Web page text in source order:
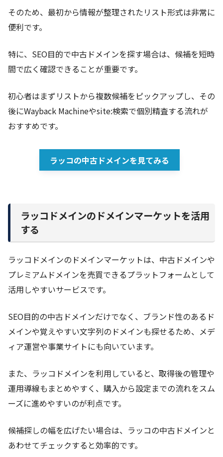
そのため、最初から情報が整理されたリスト形式は非常に
便利です。
特に、SEO目的で中古ドメインを探す場合は、候補を短時
間で広く確認できることが重要です。
初心者はまずリストから複数候補をピックアップし、その
後にWayback Machineやsite:検索で個別精査する流れが
おすすめです。
ラッコの中古ドメインを見てみる
ラッコドメインのドメインマーケットを活用
する
ラッコドメインのドメインマーケットは、中古ドメインや
プレミアムドメインを売買できるプラットフォームとして
活用しやすいサービスです。
SEO目的の中古ドメインだけでなく、ブランド性のあるド
メインや覚えやすい文字列のドメインも探せるため、メデ
ィア運営や事業サイトにも向いています。
また、ラッコドメインを利用していると、取得後の管理や
運用導線もまとめやすく、購入から設定までの流れをスム
ーズに進めやすいのが利点です。
候補探しの幅を広げたい場合は、ラッコの中古ドメインと
あわせてチェックすると効率的です。